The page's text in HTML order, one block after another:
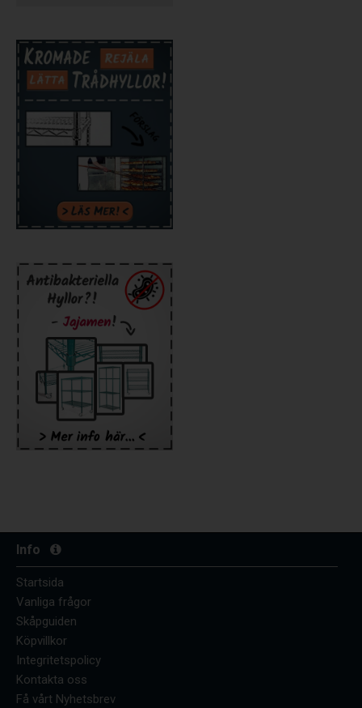
Info
Startsida
Vanliga frågor
Skåpguiden
Köpvillkor
Integritetspolicy
Kontakta oss
Få vårt Nyhetsbrev